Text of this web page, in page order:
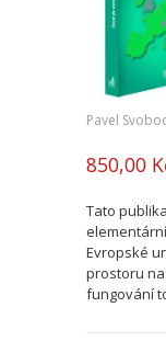
Pavel
850,00
Tato
Evropské
prostoru
fungování